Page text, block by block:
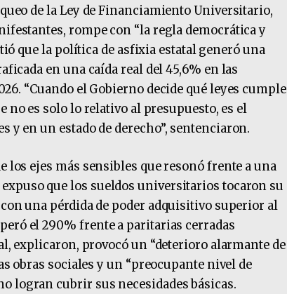
de la Ley de Financiamiento Universitario,
rompe con “la regla democrática y
que la política de asfixia estatal generó una
en una caída real del 45,6% en las
“Cuando el Gobierno decide qué leyes cumple
no es solo lo relativo al presupuesto, es el
en un estado de derecho”, sentenciaron.
los ejes más sensibles que resonó frente a una
que los sueldos universitarios tocaron su
una pérdida de poder adquisitivo superior al
el 290% frente a paritarias cerradas
explicaron, provocó un “deterioro alarmante de
obras sociales y un “preocupante nivel de
logran cubrir sus necesidades básicas.